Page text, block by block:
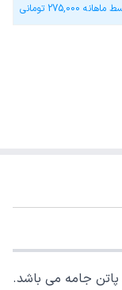
275,000 تومانی
پاتن جامه می باشد.